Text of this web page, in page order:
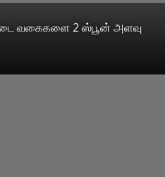
வகைகளை 2 ஸ்பூன் அளவு